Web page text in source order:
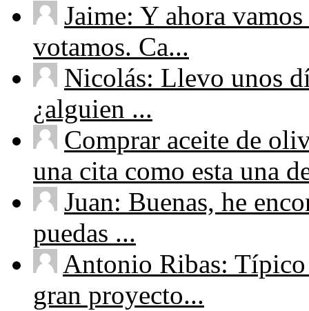
Jaime: Y ahora
votamos. Ca...
Nicolás: Llevo unos
¿alguien ...
Comprar aceite de
una cita como esta una
Juan: Buenas, he
puedas ...
Antonio Ribas: Típico
gran proyecto...